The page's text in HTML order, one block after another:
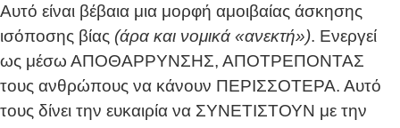
Αυτό είναι βέβαια μια μορφή αμοιβαίας άσκησης
ισόποσης βίας (άρα και νομικά «ανεκτή»). Ενεργεί
ως μέσω ΑΠΟΘΑΡΡΥΝΣΗΣ, ΑΠΟΤΡΕΠΟΝΤΑΣ
τους ανθρώπους να κάνουν ΠΕΡΙΣΣΟΤΕΡΑ. Αυτό
τους δίνει την ευκαιρία να ΣΥΝΕΤΙΣΤΟΥΝ με την